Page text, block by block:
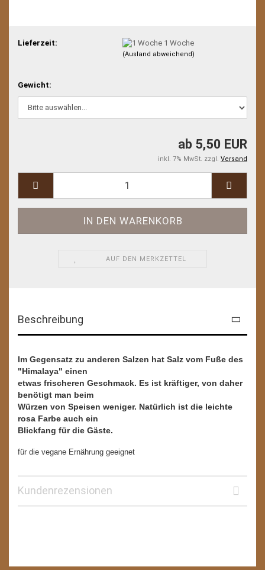
Lieferzeit: 1 Woche
(Ausland abweichend)
Gewicht:
ab 5,50 EUR
inkl. 7% MwSt. zzgl. Versand
AUF DEN MERKZETTEL
Beschreibung
Im Gegensatz zu anderen Salzen hat Salz vom Fuße des
"Himalaya" einen
etwas frischeren Geschmack. Es ist kräftiger, von daher
benötigt man beim
Würzen von Speisen weniger. Natürlich ist die leichte
rosa Farbe auch ein
Blickfang für die Gäste.
für die vegane Ernährung geeignet
Kundenrezensionen